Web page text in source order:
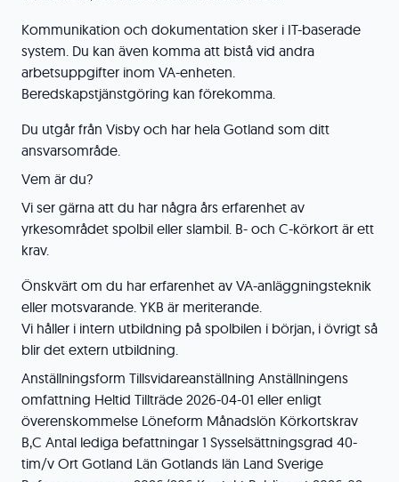
Kommunikation och dokumentation sker i IT-baserade
system. Du kan även komma att bistå vid andra
arbetsuppgifter inom VA-enheten.
Beredskapstjänstgöring kan förekomma.
Du utgår från Visby och har hela Gotland som ditt
ansvarsområde.
Vem är du?
Vi ser gärna att du har några års erfarenhet av
yrkesområdet spolbil eller slambil. B- och C-körkort är ett
krav.
Önskvärt om du har erfarenhet av VA-anläggningsteknik
eller motsvarande. YKB är meriterande.
Vi håller i intern utbildning på spolbilen i början, i övrigt så
blir det extern utbildning.
Anställningsform Tillsvidareanställning Anställningens
omfattning Heltid Tillträde 2026-04-01 eller enligt
överenskommelse Löneform Månadslön Körkortskrav
B,C Antal lediga befattningar 1 Sysselsättningsgrad 40-
tim/v Ort Gotland Län Gotlands län Land Sverige